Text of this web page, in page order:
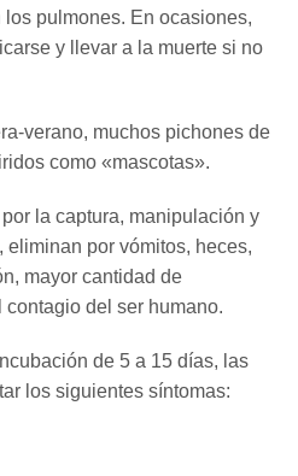
pulmones. En ocasiones,
y llevar a la muerte si no
verano, muchos pichones de
como «mascotas».
la captura, manipulación y
por vómitos, heces,
mayor cantidad de
del ser humano.
de 5 a 15 días, las
los siguientes síntomas: